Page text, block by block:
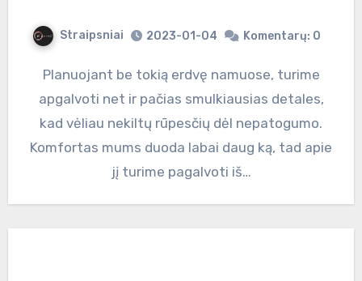
Straipsniai 2023-01-04 Komentarų: 0
Planuojant be tokią erdvę namuose, turime
apgalvoti net ir pačias smulkiausias detales,
kad vėliau nekiltų rūpesčių dėl nepatogumo.
Komfortas mums duoda labai daug ką, tad apie
jį turime pagalvoti iš…